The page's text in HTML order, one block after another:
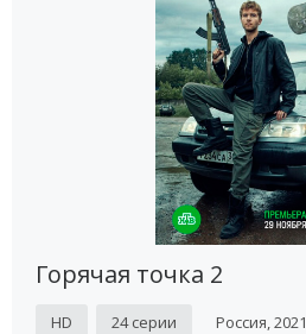
Горячая точка 2
HD 24 серии Россия, 2021